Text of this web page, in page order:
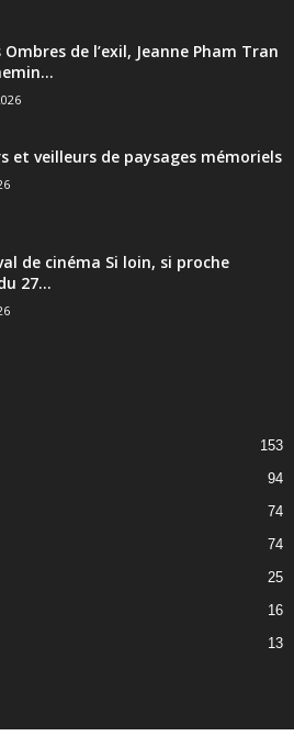
Ombres de l’exil, Jeanne Pham Tran
et veilleurs de paysages mémoriels
de cinéma Si loin, si proche
27...
153
94
74
74
25
16
13